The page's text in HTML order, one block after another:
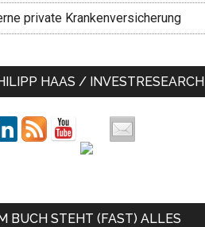
private Krankenversicherung
HAAS / INVESTRESEARCH
BUCH STEHT (FAST) ALLES